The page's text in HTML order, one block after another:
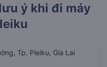
ý khi đi máy
Tp. Pleiku, Gia Lai